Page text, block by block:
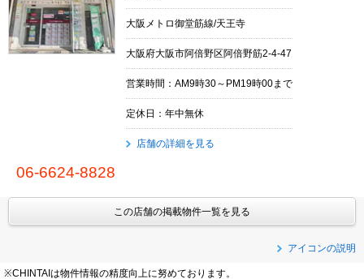
大阪メトロ御堂筋線/天王寺
大阪府大阪市阿倍野区阿倍野筋2-4-47
営業時間：AM9時30～PM19時00まで
定休日：年中無休
店舗の詳細を見る
06-6624-8828
この店舗の掲載物件一覧を見る
アイコンの説明
※CHINTAIは物件情報の精度向上に努めております。